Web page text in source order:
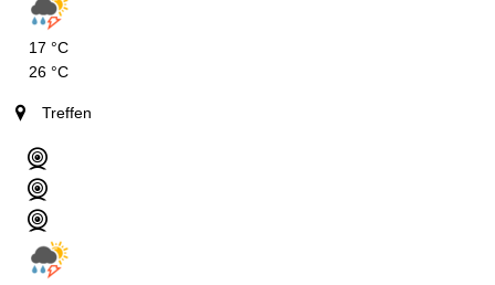
17 °C
26 °C
Treffen